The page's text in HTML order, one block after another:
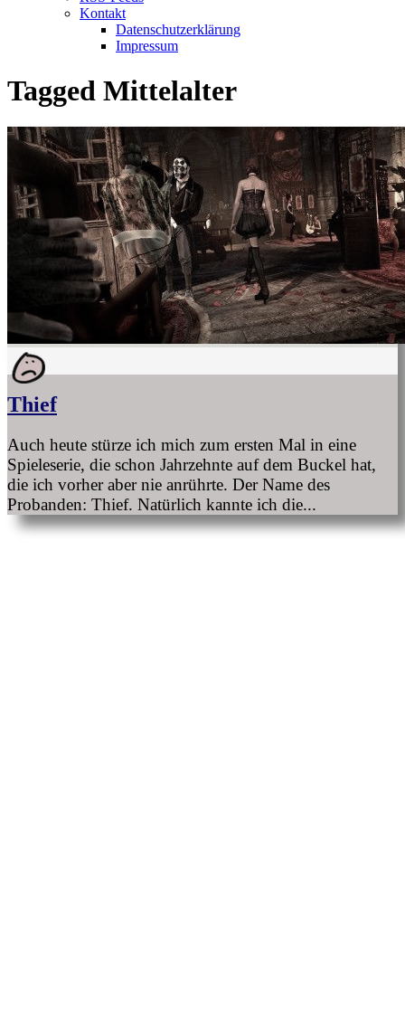
Kontakt
Datenschutzerklärung
Impressum
Tagged Mittelalter
Thief
Auch heute stürze ich mich zum ersten Mal in eine
Spieleserie, die schon Jahrzehnte auf dem Buckel hat,
die ich vorher aber nie anrührte. Der Name des
Probanden: Thief. Natürlich kannte ich die...